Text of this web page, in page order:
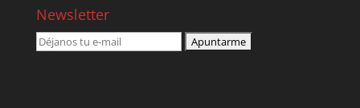
Newsletter